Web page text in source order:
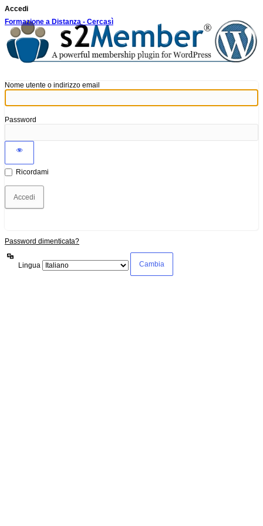
Accedi
Formazione a Distanza - Cercasì
Nome utente o indirizzo email
Password
Ricordami
Password dimenticata?
Lingua